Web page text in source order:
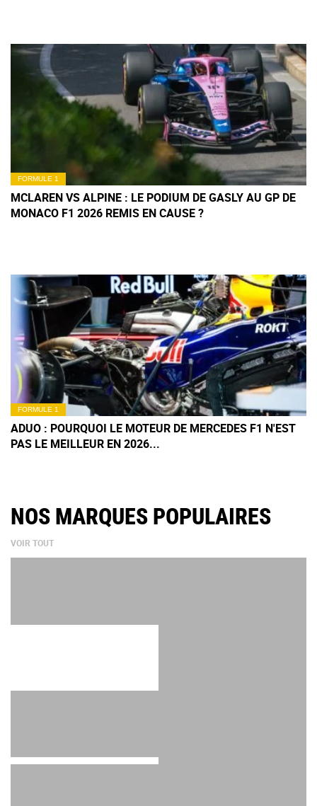
FORMULE 1
MCLAREN VS ALPINE : LE PODIUM DE GASLY AU GP DE
MONACO F1 2026 REMIS EN CAUSE ?
FORMULE 1
ADUO : POURQUOI LE MOTEUR DE MERCEDES F1 N'EST
PAS LE MEILLEUR EN 2026...
NOS MARQUES POPULAIRES
VOIR TOUT